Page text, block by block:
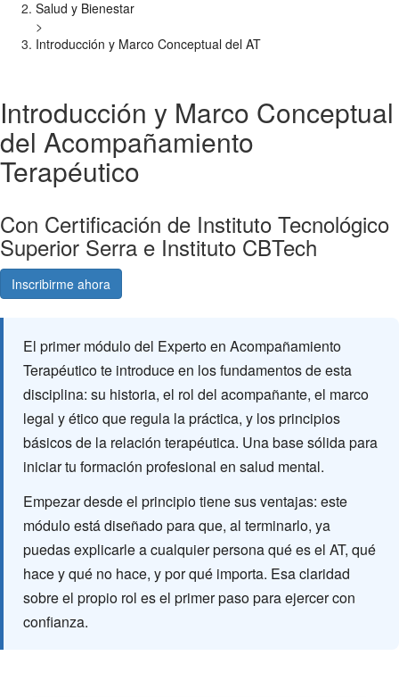
Salud y Bienestar
>
Introducción y Marco Conceptual del AT
Introducción y Marco Conceptual
del Acompañamiento
Terapéutico
Con Certificación de Instituto Tecnológico
Superior Serra e Instituto CBTech
Inscribirme ahora
El primer módulo del Experto en Acompañamiento
Terapéutico te introduce en los fundamentos de esta
disciplina: su historia, el rol del acompañante, el marco
legal y ético que regula la práctica, y los principios
básicos de la relación terapéutica. Una base sólida para
iniciar tu formación profesional en salud mental.
Empezar desde el principio tiene sus ventajas: este
módulo está diseñado para que, al terminarlo, ya
puedas explicarle a cualquier persona qué es el AT, qué
hace y qué no hace, y por qué importa. Esa claridad
sobre el propio rol es el primer paso para ejercer con
confianza.